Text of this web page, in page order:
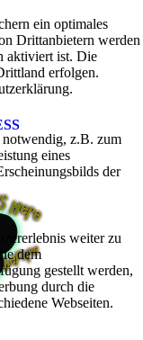
ein optimales
Drittanbietern werden
aktiviert ist. Die
erfolgen.
notwendig, z.B. zum
eines
der
weiter zu
dem
gestellt werden,
durch die
Webseiten.